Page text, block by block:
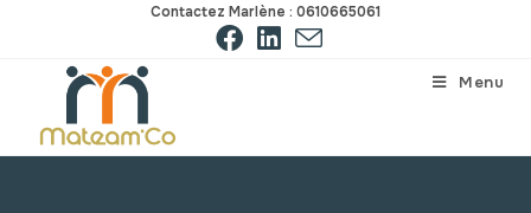
Contactez Marlène : 0610665061
Menu